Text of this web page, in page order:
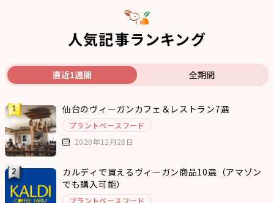
人気記事ランキング
直近1週間 全期間
仙台のヴィーガンカフェ＆レストラン7選
プラントベースフード
2020年12月28日
カルディで買えるヴィーガン商品10選（アマゾン
でも購入可能）
プラントベースフード